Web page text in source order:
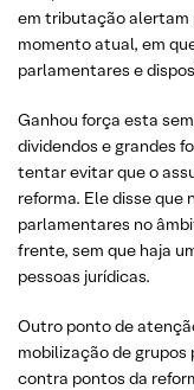
em tributação alertam
momento atual, em
parlamentares e
Ganhou força esta
dividendos e grandes
tentar evitar que o
reforma. Ele disse
parlamentares no
frente, sem que haja
pessoas jurídicas.
Outro ponto de
mobilização de grupos
contra pontos da